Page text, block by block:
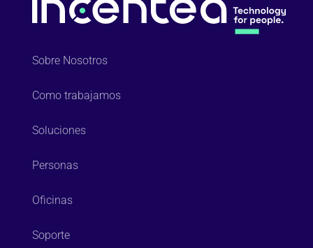
Sobre Nosotros
Como trabajamos
Soluciones
Personas
Oficinas
Soporte